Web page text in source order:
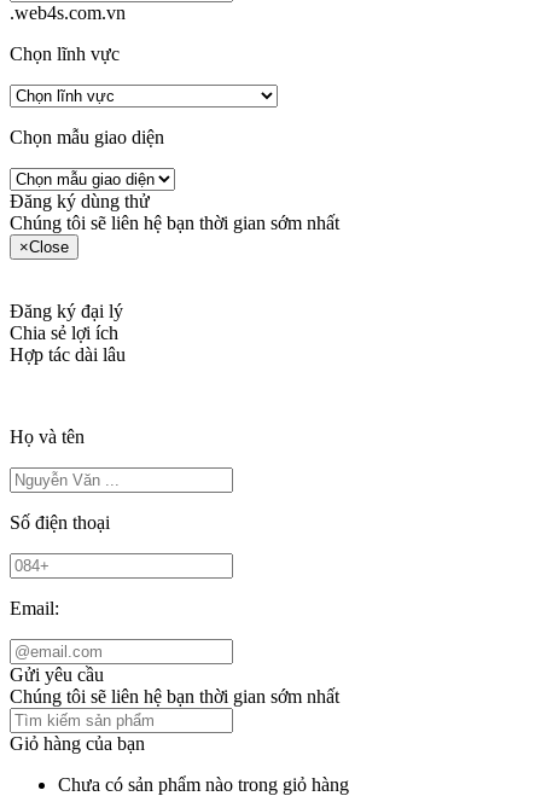
.web4s.com.vn
Chọn lĩnh vực
Chọn mẫu giao diện
Đăng ký dùng thử
Chúng tôi sẽ liên hệ bạn thời gian sớm nhất
×Close
Đăng ký đại lý
Chia sẻ lợi ích
Hợp tác dài lâu
Họ và tên
Số điện thoại
Email:
Gửi yêu cầu
Chúng tôi sẽ liên hệ bạn thời gian sớm nhất
Giỏ hàng của bạn
Chưa có sản phẩm nào trong giỏ hàng